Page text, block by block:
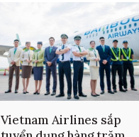
Vietnam Airlines sắp